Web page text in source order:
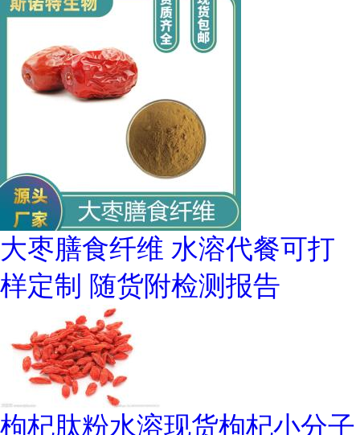
大枣膳食纤维 水溶代餐可打
样定制 随货附检测报告
枸杞肽粉水溶现货枸杞小分子